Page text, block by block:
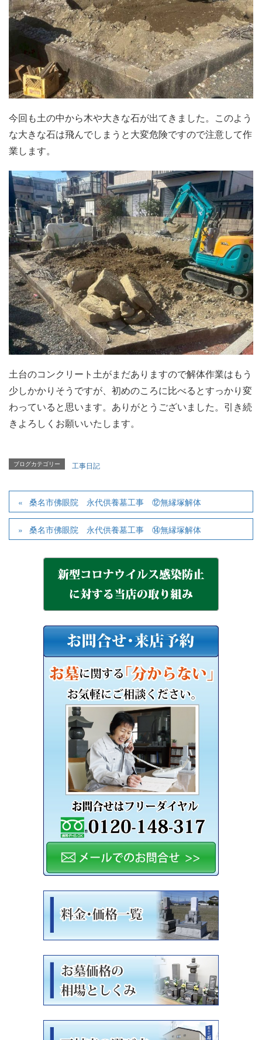
今回も土の中から木や大きな石が出てきました。このよう
な大きな石は飛んでしまうと大変危険ですので注意して作
業します。
土台のコンクリート土がまだありますので解体作業はもう
少しかかりそうですが、初めのころに比べるとすっかり変
わっていると思います。ありがとうございました。引き続
きよろしくお願いいたします。
ブログカテゴリー 工事日記
桑名市佛眼院 永代供養墓工事 ⑫無縁塚解体
桑名市佛眼院 永代供養墓工事 ⑭無縁塚解体